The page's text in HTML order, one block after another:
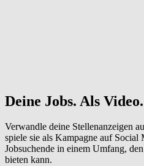
Deine Jobs. Als
Verwandle deine Stellenanzeigen
spiele sie als Kampagne auf
Jobsuchende in einem Umfang,
bieten kann.